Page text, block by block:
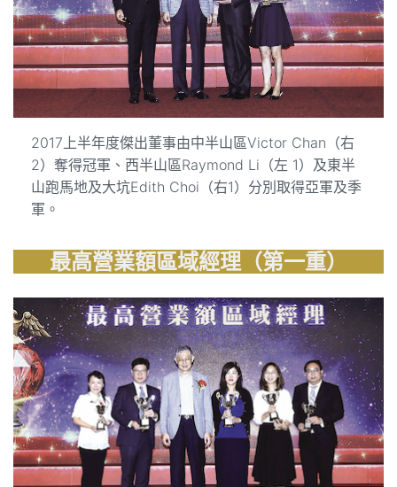
2017上半年度傑出董事由中半山區Victor Chan（右
2）奪得冠軍、西半山區Raymond Li（左 1）及東半
山跑馬地及大坑Edith Choi（右1）分別取得亞軍及季
軍。
最高營業額區域經理（第一重）